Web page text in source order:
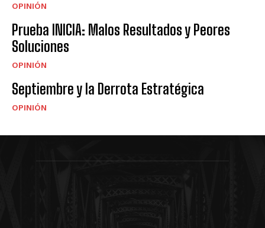
OPINIÓN
Prueba INICIA: Malos Resultados y Peores
Soluciones
OPINIÓN
Septiembre y la Derrota Estratégica
OPINIÓN